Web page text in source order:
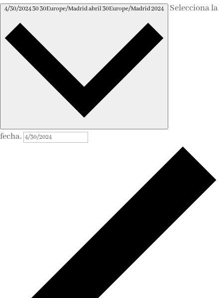
4/30/202430 30Europe/Madrid abril 30Europe/Madrid 2024 Selecciona la
fecha.